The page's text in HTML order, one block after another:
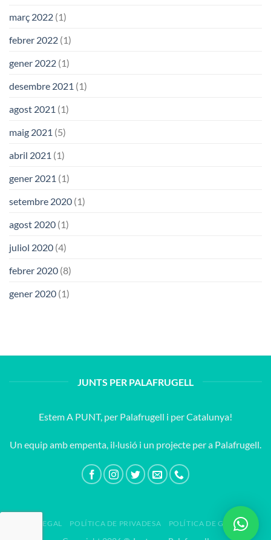
març 2022 (1)
febrer 2022 (1)
gener 2022 (1)
desembre 2021 (1)
agost 2021 (1)
maig 2021 (5)
abril 2021 (1)
gener 2021 (1)
setembre 2020 (1)
agost 2020 (1)
juliol 2020 (4)
febrer 2020 (8)
gener 2020 (1)
JUNTS PER PALAFRUGELL
Estem A PUNT, per Palafrugell i per Catalunya!
Un equip amb empenta, il·lusió i un projecte per a Palafrugell.
AVÍS LEGAL POLÍTICA DE PRIVADESA POLÍTICA DE GALETES